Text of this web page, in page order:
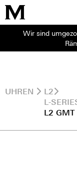
Wir sind
UHREN
L2
L-
L2 GMT